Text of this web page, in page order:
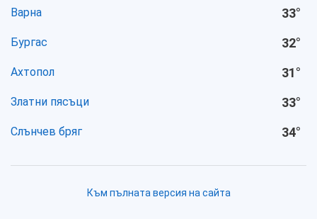
Варна 33°
Бургас 32°
Ахтопол 31°
Златни пясъци 33°
Слънчев бряг 34°
Към пълната версия на сайта